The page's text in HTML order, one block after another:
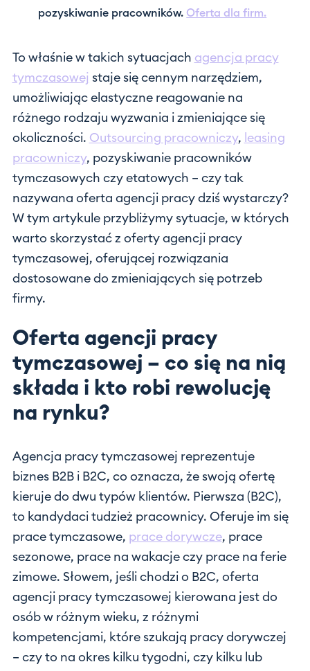
pozyskiwanie pracowników. Oferta dla firm.
To właśnie w takich sytuacjach agencja pracy
tymczasowej staje się cennym narzędziem,
umożliwiając elastyczne reagowanie na
różnego rodzaju wyzwania i zmieniające się
okoliczności. Outsourcing pracowniczy, leasing
pracowniczy, pozyskiwanie pracowników
tymczasowych czy etatowych – czy tak
nazywana oferta agencji pracy dziś wystarczy?
W tym artykule przybliżymy sytuacje, w których
warto skorzystać z oferty agencji pracy
tymczasowej, oferującej rozwiązania
dostosowane do zmieniających się potrzeb
firmy.
Oferta agencji pracy
tymczasowej – co się na nią
składa i kto robi rewolucję
na rynku?
Agencja pracy tymczasowej reprezentuje
biznes B2B i B2C, co oznacza, że swoją ofertę
kieruje do dwu typów klientów. Pierwsza (B2C),
to kandydaci tudzież pracownicy. Oferuje im się
prace tymczasowe, prace dorywcze, prace
sezonowe, prace na wakacje czy prace na ferie
zimowe. Słowem, jeśli chodzi o B2C, oferta
agencji pracy tymczasowej kierowana jest do
osób w różnym wieku, z różnymi
kompetencjami, które szukają pracy dorywczej
– czy to na okres kilku tygodni, czy kilku lub